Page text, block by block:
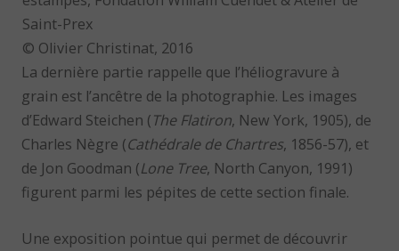
Saint-Prex
© Olivier Christinat, 2016
La dernière partie rappelle que l’héliogravure à
grain est l’ancêtre de la photographie. Les images
d’Edward Steichen (The Flatiron, New York, 1905), de
Charles Nègre (Cathédrale de Chartres, 1856-57), et
de Jon Goodman (Lone Tree, North Canyon, 1991)
figurent parmi les pépites de cette section finale.
Une exposition pointue qui permet de découvrir